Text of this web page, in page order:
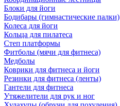
Блоки для йоги
Бодибары (гимнастические палки)
Колеса для йоги
Кольца для пилатеса
Степ платформы
Фитболы (мячи для фитнеса)
Медболы
Коврики для фитнеса и йоги
Резинки для фитнеса (ленты)
Гантели для фитнеса
Утяжелители для рук и ног